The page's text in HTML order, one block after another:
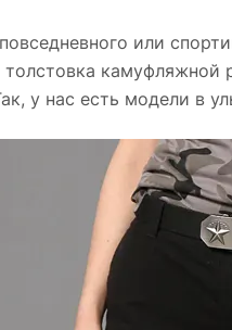
или
камуфляжной
у нас есть модели в